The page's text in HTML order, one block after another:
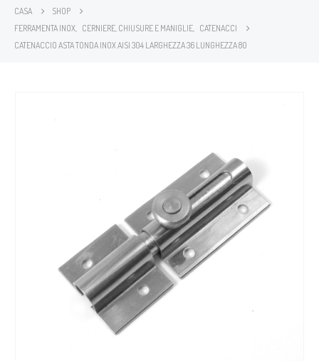
CASA
SHOP
FERRAMENTA INOX, CERNIERE, CHIUSURE E MANIGLIE, CATENACCI
CATENACCIO ASTA TONDA INOX AISI 304 LARGHEZZA 36 LUNGHEZZA 80